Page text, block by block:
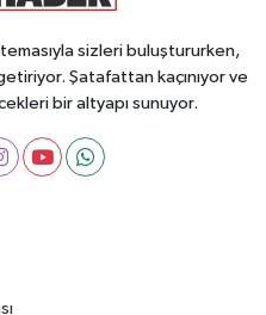
sizleri buluştururken,
Şatafattan kaçınıyor ve
bir altyapı sunuyor.